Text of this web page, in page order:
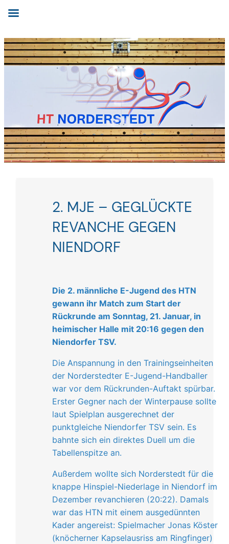
Zum
Inhalt
springen
2. MJE – GEGLÜCKTE
REVANCHE GEGEN
NIENDORF
Die 2. männliche E-Jugend des HTN
gewann ihr Match zum Start der
Rückrunde am Sonntag, 21. Januar, in
heimischer Halle mit 20:16 gegen den
Niendorfer TSV.
Die Anspannung in den Trainingseinheiten
der Norderstedter E-Jugend-Handballer
war vor dem Rückrunden-Auftakt spürbar.
Erster Gegner nach der Winterpause sollte
laut Spielplan ausgerechnet der
punktgleiche Niendorfer TSV sein. Es
bahnte sich ein direktes Duell um die
Tabellenspitze an.
Außerdem wollte sich Norderstedt für die
knappe Hinspiel-Niederlage in Niendorf im
Dezember revanchieren (20:22). Damals
war das HTN mit einem ausgedünnten
Kader angereist: Spielmacher Jonas Köster
(knöcherner Kapselausriss am Ringfinger)